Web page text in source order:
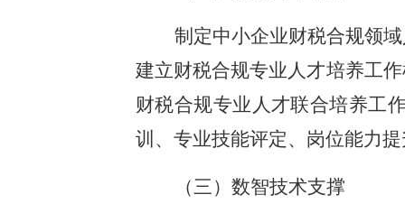
制定中小企业财税合规领
建立财税合规专业人才培养工
财税合规专业人才联合培养工
训、专业技能评定、岗位能力
（三）数智技术支撑